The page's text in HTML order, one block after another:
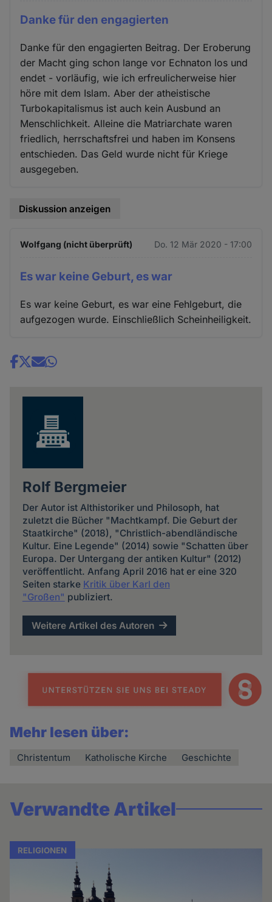
Danke für den engagierten
Danke für den engagierten Beitrag. Der Eroberung
der Macht ging schon lange vor Echnaton los und
endet - vorläufig, wie ich erfreulicherweise hier
höre mit dem Islam. Aber der atheistische
Turbokapitalismus ist auch kein Ausbund an
Menschlichkeit. Alleine die Matriarchate waren
friedlich, herrschaftsfrei und haben im Konsens
entschieden. Das Geld wurde nicht für Kriege
ausgegeben.
Diskussion anzeigen
Wolfgang (nicht überprüft) Do. 12 Mär 2020 - 17:00
Es war keine Geburt, es war
Es war keine Geburt, es war eine Fehlgeburt, die
aufgezogen wurde. Einschließlich Scheinheiligkeit.
Share
Rolf Bergmeier
Der Autor ist Althistoriker und Philosoph, hat
zuletzt die Bücher "Machtkampf. Die Geburt der
Staatkirche" (2018), "Christlich-abendländische
Kultur. Eine Legende" (2014) sowie "Schatten über
Europa. Der Untergang der antiken Kultur" (2012)
veröffentlicht. Anfang April 2016 hat er eine 320
Seiten starke Kritik über Karl den
"Großen" publiziert.
Weitere Artikel des Autoren
Mehr lesen über:
Christentum Katholische Kirche Geschichte
Verwandte Artikel
RELIGIONEN